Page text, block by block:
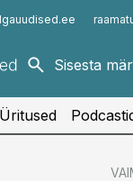
Üritused